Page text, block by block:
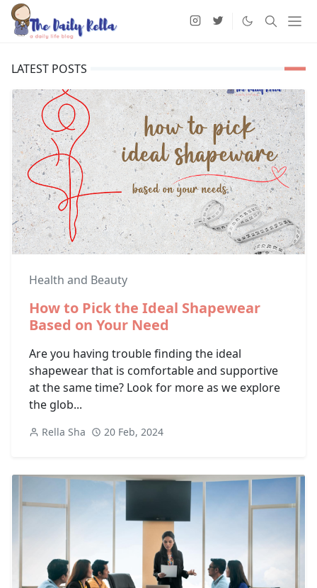
LATEST POSTS
Health and Beauty
How to Pick the Ideal Shapewear
Based on Your Need
Are you having trouble finding the ideal
shapewear that is comfortable and supportive
at the same time? Look for more as we explore
the glob...
Rella Sha 20 Feb, 2024